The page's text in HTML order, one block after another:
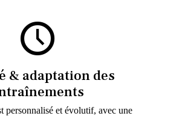
& adaptation des
personnalisé et évolutif, avec une